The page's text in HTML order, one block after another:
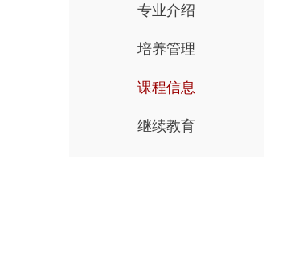
专业介绍
培养管理
课程信息
继续教育